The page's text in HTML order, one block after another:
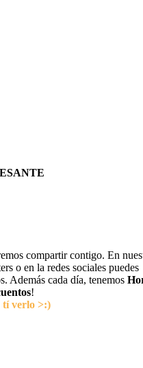
compartir contigo. En
o en la redes sociales puedes
Además cada día, tenemos
!
tí verlo >:)